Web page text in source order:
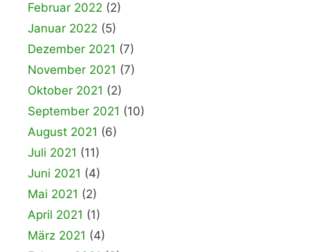
Februar 2022 (2)
Januar 2022 (5)
Dezember 2021 (7)
November 2021 (7)
Oktober 2021 (2)
September 2021 (10)
August 2021 (6)
Juli 2021 (11)
Juni 2021 (4)
Mai 2021 (2)
April 2021 (1)
März 2021 (4)